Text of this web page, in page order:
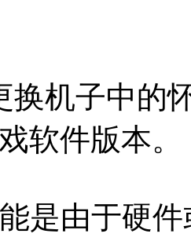
换机子中的
软件版本。
是由于硬